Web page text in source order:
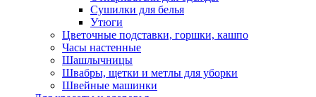
Сушилки для белья
Утюги
Цветочные подставки, горшки, кашпо
Часы настенные
Шашлычницы
Швабры, щетки и метлы для уборки
Швейные машинки